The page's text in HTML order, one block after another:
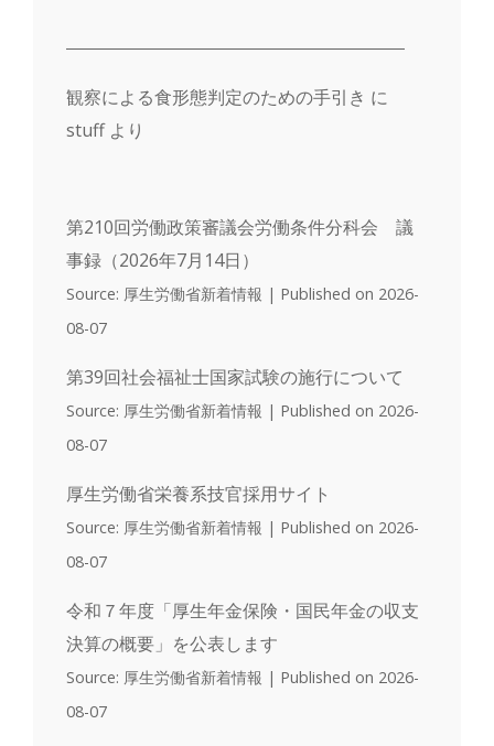
観察による食形態判定のための手引き に
stuffより
第210回労働政策審議会労働条件分科会 議
事録（2026年7月14日）
Source: 厚生労働省新着情報
Published on 2026-
08-07
第39回社会福祉士国家試験の施行について
Source: 厚生労働省新着情報
Published on 2026-
08-07
厚生労働省栄養系技官採用サイト
Source: 厚生労働省新着情報
Published on 2026-
08-07
令和７年度「厚生年金保険・国民年金の収支
決算の概要」を公表します
Source: 厚生労働省新着情報
Published on 2026-
08-07